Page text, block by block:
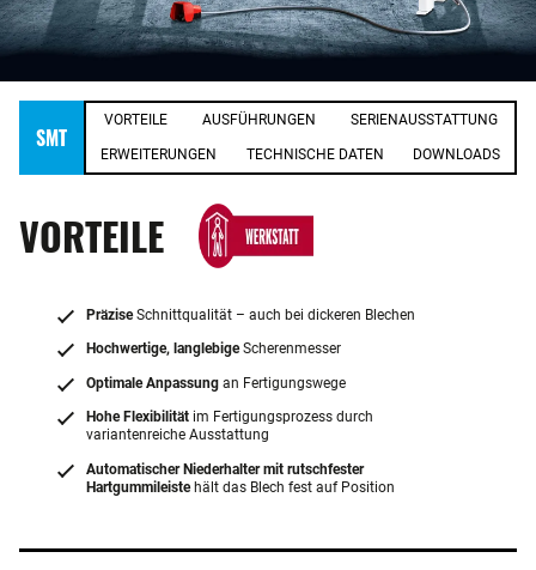
SMT
VORTEILE AUSFÜHRUNGEN SERIENAUSSTATTUNG
ERWEITERUNGEN TECHNISCHE DATEN DOWNLOADS
VORTEILE
PräziseSchnittqualität – auch bei dickeren Blechen
Hochwertige, langlebigeScherenmesser
Optimale Anpassung an Fertigungswege
Hohe Flexibilität im Fertigungsprozess durch
variantenreiche Ausstattung
Automatischer Niederhalter mit rutschfester
Hartgummileistehält das Blech fest auf Position